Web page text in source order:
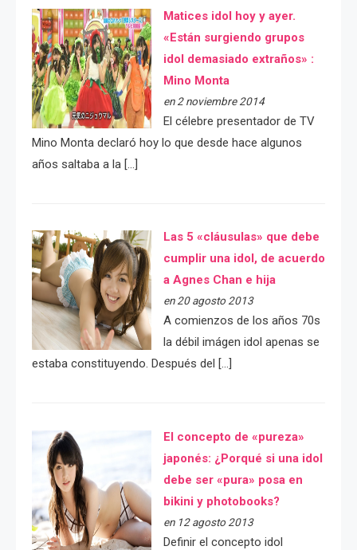
Matices idol hoy y ayer.
«Están surgiendo grupos
idol demasiado extraños» :
Mino Monta
en 2 noviembre 2014
El célebre presentador de TV
Mino Monta declaró hoy lo que desde hace algunos
años saltaba a la […]
Las 5 «cláusulas» que debe
cumplir una idol, de acuerdo
a Agnes Chan e hija
en 20 agosto 2013
A comienzos de los años 70s
la débil imágen idol apenas se
estaba constituyendo. Después del […]
El concepto de «pureza»
japonés: ¿Porqué si una idol
debe ser «pura» posa en
bikini y photobooks?
en 12 agosto 2013
Definir el concepto idol